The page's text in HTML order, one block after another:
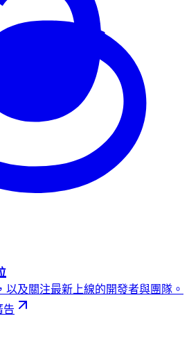
以及關注最新上線的開發者與團隊。
告